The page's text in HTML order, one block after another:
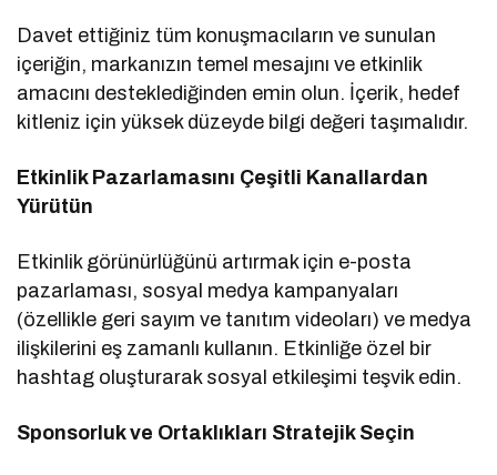
Davet ettiğiniz tüm konuşmacıların ve sunulan
içeriğin, markanızın temel mesajını ve etkinlik
amacını desteklediğinden emin olun. İçerik, hedef
kitleniz için yüksek düzeyde bilgi değeri taşımalıdır.
Etkinlik Pazarlamasını Çeşitli Kanallardan
Yürütün
Etkinlik görünürlüğünü artırmak için e-posta
pazarlaması, sosyal medya kampanyaları
(özellikle geri sayım ve tanıtım videoları) ve medya
ilişkilerini eş zamanlı kullanın. Etkinliğe özel bir
hashtag oluşturarak sosyal etkileşimi teşvik edin.
Sponsorluk ve Ortaklıkları Stratejik Seçin